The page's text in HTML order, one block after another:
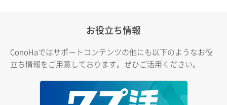
お役立ち情報
ConoHaではサポートコンテンツの他にも以下のようなお役
立ち情報をご用意しております。ぜひご活用ください。